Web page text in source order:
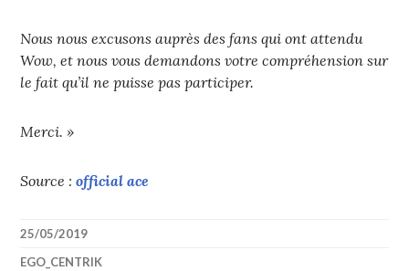
Nous nous excusons auprès des fans qui ont attendu
Wow, et nous vous demandons votre compréhension sur
le fait qu’il ne puisse pas participer.
Merci. »
Source :official ace
25/05/2019
EGO_CENTRIK